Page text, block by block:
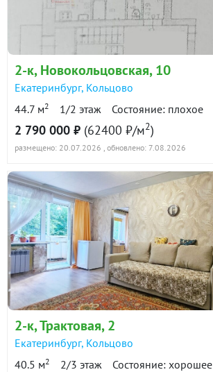
в продаже
Показать всю историю: 7 предложений →
2-к, Новокольцовская, 10
Екатеринбург, Кольцово
44.7 м2 1/2 этаж Состояние: плохое
2 790 000 ₽ (62400 ₽/м2)
размещено: 20.07.2026 , обновлено: 7.08.2026
2-к, Трактовая, 2
Екатеринбург, Кольцово
40.5 м2 2/3 этаж Состояние: хорошее